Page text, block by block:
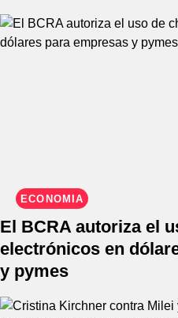
ECONOMIA
El BCRA autoriza el
electrónicos en
y pymes